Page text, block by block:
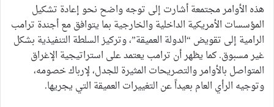
هذه الأوامر مجتمعة أشارت إلى توجه واضح نحو إعادة تشكيل
المؤسسات الأمريكية الداخلية والخارجية بما يتوافق مع أجندة ترامب
الرامية إلى تقويض “الدولة العميقة”، وتركيز السلطة التنفيذية بشكل
غير مسبوق. كما يظهر أن ترامب يعتمد على استراتيجية الإغراق
المتواصل بالأوامر والتصريحات المثيرة للجدل، لإرباك خصومه،
وتوجيه الرأي العام بعيداً عن التغييرات العميقة التي يجريها.